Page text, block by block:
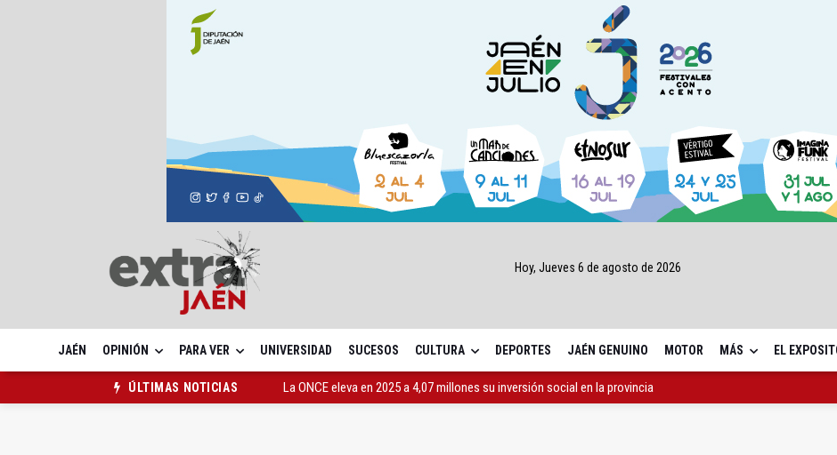
Hoy, Jueves 6 de agosto de 2026
JAÉN OPINIÓN PARA VER UNIVERSIDAD SUCESOS CULTURA DEPORTES JAÉN GENUINO MOTOR MÁS EL
ÚLTIMAS NOTICIAS
La ONCE eleva en 2025 a 4,07 millones su inversión social en la provincia